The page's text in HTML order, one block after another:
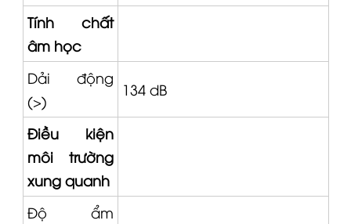
Tính chất
âm học
Dải động
(>)
134 dB
Điều kiện
môi trường
xung quanh
Độ ẩm